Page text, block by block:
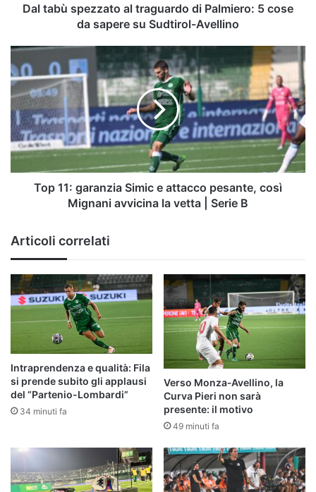
Sudtirol-
Avellino
Dal tabù spezzato al traguardo di Palmiero: 5 cose
da sapere su Sudtirol-Avellino
Top
11:
garanzia
Simic
e
attacco
pesante,
così
Mignani
avvicina
Serie
B
Top 11: garanzia Simic e attacco pesante, così
Mignani avvicina la vetta | Serie B
Articoli correlati
Intraprendenza e qualità: Fila
si prende subito gli applausi
del “Partenio-Lombardi”
34 minuti fa
Verso Monza‑Avellino, la
Curva Pieri non sarà
presente: il motivo
49 minuti fa